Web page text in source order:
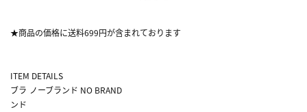
★商品の価格に送料699円が含まれております
ITEM DETAILS
ブラ
ンド
ノーブランド NO BRAND